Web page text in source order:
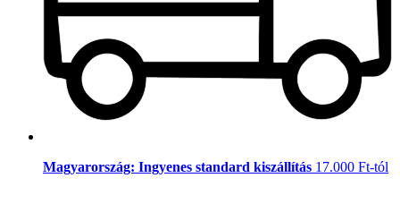
Magyarország: Ingyenes standard kiszállítás 17.000 Ft-tól